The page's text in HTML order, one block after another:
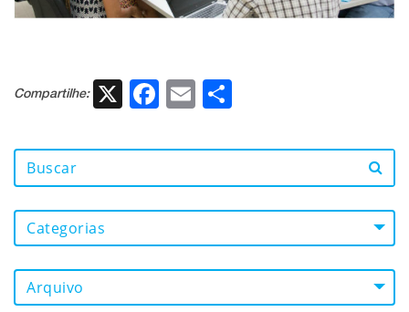
Compartilhe: X Facebook
Email
Categorias
Arquivo